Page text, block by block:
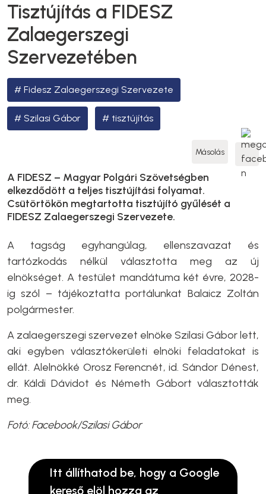
Tisztújítás a FIDESZ
Zalaegerszegi
Szervezetében
Fidesz Zalaegerszegi Szervezete
Szilasi Gábor tisztújítás
Másolás
A FIDESZ – Magyar Polgári Szövetségben
elkezdődött a teljes tisztújítási folyamat.
Csütörtökön megtartotta tisztújító gyűlését a
FIDESZ Zalaegerszegi Szervezete.
A tagság egyhangúlag, ellenszavazat és
tartózkodás nélkül választotta meg az új
elnökséget. A testület mandátuma két évre, 2028-
ig szól – tájékoztatta portálunkat Balaicz Zoltán
polgármester.
A zalaegerszegi szervezet elnöke Szilasi Gábor lett,
aki egyben választókerületi elnöki feladatokat is
ellát. Alelnökké Orosz Ferencnét, id. Sándor Dénest,
dr. Káldi Dávidot és Németh Gábort választották
meg.
Fotó: Facebook/Szilasi Gábor
Itt állíthatod be, hogy a Google
kereső elöl hozza az